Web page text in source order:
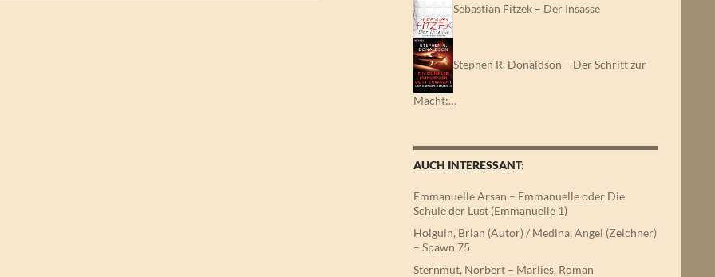
Sebastian Fitzek – Der Insasse
Stephen R. Donaldson – Der Schritt zur
Macht:…
AUCH INTERESSANT:
Emmanuelle Arsan – Emmanuelle oder Die
Schule der Lust (Emmanuelle 1)
Holguin, Brian (Autor) / Medina, Angel (Zeichner)
– Spawn 75
Sternmut, Norbert – Marlies. Roman